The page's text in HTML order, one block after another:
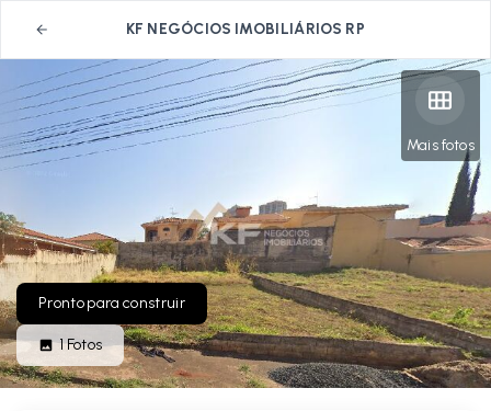
KF NEGÓCIOS IMOBILIÁRIOS RP
Mais fotos
Pronto para construir
1Fotos